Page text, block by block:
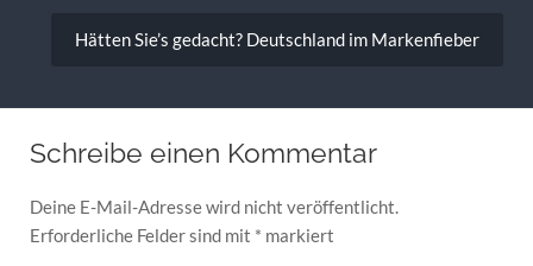
Hätten Sie’s gedacht? Deutschland im Markenfieber
Schreibe einen Kommentar
Deine E-Mail-Adresse wird nicht veröffentlicht.
Erforderliche Felder sind mit * markiert